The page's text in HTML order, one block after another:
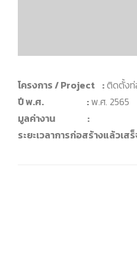
โครงการ / Project :ติดตั้งท่
ปี พ.ศ. :พ.ศ. 2565
มูลค่างาน :
ระยะเวลาการก่อสร้างแล้วเส